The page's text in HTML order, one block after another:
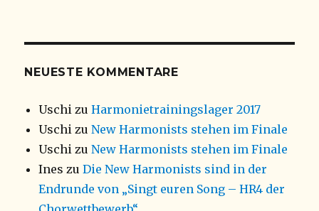
NEUESTE KOMMENTARE
Uschi zuHarmonietrainingslager 2017
Uschi zuNew Harmonists stehen im Finale
Uschi zuNew Harmonists stehen im Finale
Ines zuDie New Harmonists sind in der
Endrunde von „Singt euren Song – HR4 der